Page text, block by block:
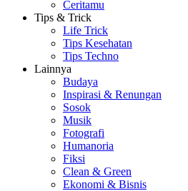
Ceritamu
Tips & Trick
Life Trick
Tips Kesehatan
Tips Techno
Lainnya
Budaya
Inspirasi & Renungan
Sosok
Musik
Fotografi
Humanoria
Fiksi
Clean & Green
Ekonomi & Bisnis